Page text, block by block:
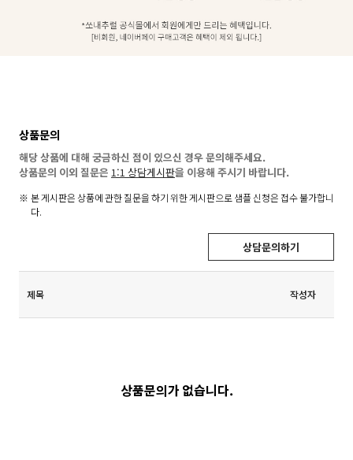
상품문의
해당 상품에 대해 궁금하신 점이 있으신 경우 문의해주세요.
상품문의 이외 질문은 1:1 상담게시판을 이용해 주시기 바랍니다.
본 게시판은 상품에 관한 질문을 하기 위한 게시판으로 샘플 신청은 접수 불가합니
다.
상담문의하기
제목 작성자
상품문의가 없습니다.